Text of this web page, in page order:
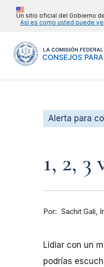
Un sitio oficial del Gobierno
Así es como usted puede
Alerta para
1, 2,
Por Sachit Gali
Lidiar con un
podrías